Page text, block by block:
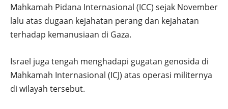
Mahkamah Pidana Internasional (ICC) sejak November
lalu atas dugaan kejahatan perang dan kejahatan
terhadap kemanusiaan di Gaza.
Israel juga tengah menghadapi gugatan genosida di
Mahkamah Internasional (ICJ) atas operasi militernya
di wilayah tersebut.